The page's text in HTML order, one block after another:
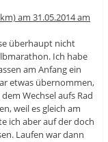
am 31.05.2014 am
überhaupt nicht
Ich habe
am Anfang ein
etwas übernommen,
Wechsel aufs Rad
weil es gleich am
ich aber auf der doch
Laufen war dann